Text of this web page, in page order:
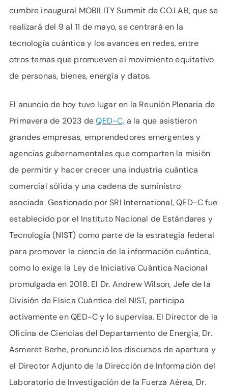
cumbre inaugural MOBILITY Summit de CO.LAB, que se
realizará del 9 al 11 de mayo, se centrará en la
tecnología cuántica y los avances en redes, entre
otros temas que promueven el movimiento equitativo
de personas, bienes, energía y datos.
El anuncio de hoy tuvo lugar en la Reunión Plenaria de
Primavera de 2023 deQED-C, a la que asistieron
grandes empresas, emprendedores emergentes y
agencias gubernamentales que comparten la misión
de permitir y hacer crecer una industria cuántica
comercial sólida y una cadena de suministro
asociada. Gestionado por SRI International, QED-C fue
establecido por el Instituto Nacional de Estándares y
Tecnología (NIST) como parte de la estrategia federal
para promover la ciencia de la información cuántica,
como lo exige la Ley de Iniciativa Cuántica Nacional
promulgada en 2018. El Dr. Andrew Wilson, Jefe de la
División de Física Cuántica del NIST, participa
activamente en QED-C y lo supervisa. El Director de la
Oficina de Ciencias del Departamento de Energía, Dr.
Asmeret Berhe, pronunció los discursos de apertura y
el Director Adjunto de la Dirección de Información del
Laboratorio de Investigación de la Fuerza Aérea, Dr.